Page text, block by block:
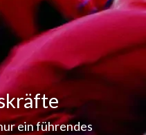
ein führendes